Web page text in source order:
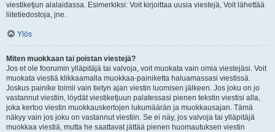
viestiketjun alalaidassa. Esimerkiksi: Voit kirjoittaa uusia viestejä, Voit lähettää
liitetiedostoja, jne.
Ylös
Miten muokkaan tai poistan viestejä?
Jos et ole foorumin ylläpitäjä tai valvoja, voit muokata vain omia viestejäsi. Voit
muokata viestiä klikkaamalla muokkaa-painiketta haluamassasi viestissä.
Joskus painike toimii vain tietyn ajan viestin luomisen jälkeen. Jos joku on jo
vastannut viestiin, löydät viestiketjuun palatessasi pienen tekstin viestisi alla,
joka kertoo viestin muokkauskertojen lukumäärän ja muokkausajan. Tämä
näkyy vain jos joku on vastannut viestiin. Se ei näy, jos valvoja tai ylläpitäjä
muokkaa viestiä, mutta he saattavat jättää pienen huomautuksen viestin